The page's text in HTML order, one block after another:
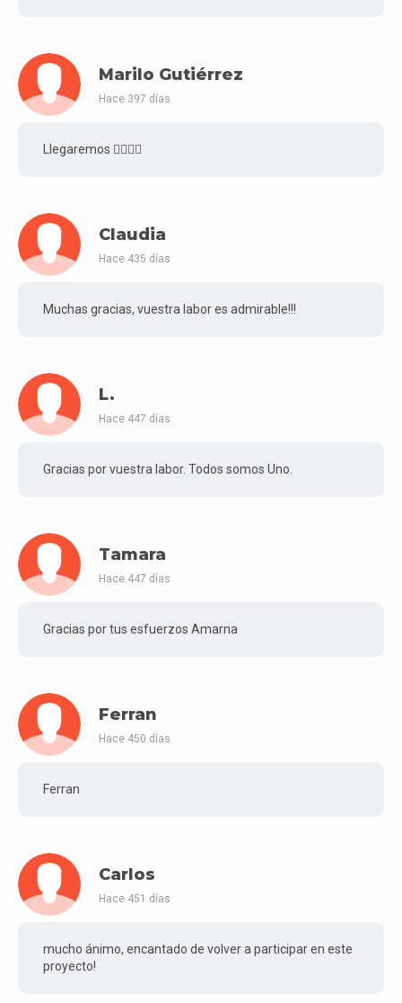
Marilo Gutiérrez
Hace 397 días
Llegaremos ✊🏽✊🏽
Claudia
Hace 435 días
Muchas gracias, vuestra labor es admirable!!!
L.
Hace 447 días
Gracias por vuestra labor. Todos somos Uno.
Tamara
Hace 447 días
Gracias por tus esfuerzos Amarna
Ferran
Hace 450 días
Ferran
Carlos
Hace 451 días
mucho ánimo, encantado de volver a participar en este
proyecto!